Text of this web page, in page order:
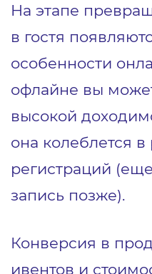
На этапе
в гостя
особенности
офлайне вы
высокой
она колеблется
регистраций
запись позже).
Конверсия в
ивентов и